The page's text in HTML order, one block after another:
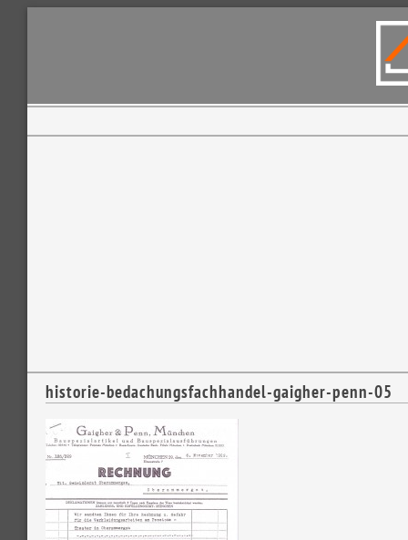
historie-bedachungsfachhandel-gaigher-penn-05